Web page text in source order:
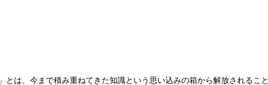
」とは、今まで積み重ねてきた知識という思い込みの箱から解放されるこ